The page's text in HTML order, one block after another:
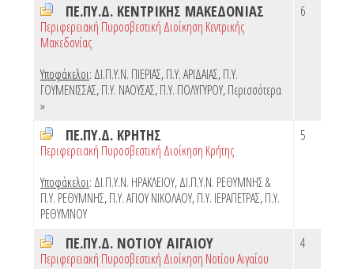
ΠΕ.ΠΥ.Δ. ΚΕΝΤΡΙΚΗΣ ΜΑΚΕΔΟΝΙΑΣ
Περιφερειακή Πυροσβεστική Διοίκηση Κεντρικής
Μακεδονίας
Υποφάκελοι: ΔΙ.Π.Υ.Ν. ΠΙΕΡΙΑΣ,Π.Υ. ΑΡΙΔΑΙΑΣ,Π.Υ.
ΓΟΥΜΕΝΙΣΣΑΣ,Π.Υ. ΝΑΟΥΣΑΣ,Π.Υ. ΠΟΛΥΓΥΡΟΥ,Περισσότερα
»
6
ΠΕ.ΠΥ.Δ. ΚΡΗΤΗΣ
Περιφερειακή Πυροσβεστική Διοίκηση Κρήτης
Υποφάκελοι: ΔΙ.Π.Υ.Ν. ΗΡΑΚΛΕΙΟΥ,ΔΙ.Π.Υ.Ν. ΡΕΘΥΜΝΗΣ &
Π.Υ. ΡΕΘΥΜΝΗΣ,Π.Υ. ΑΓΙΟΥ ΝΙΚΟΛΑΟΥ,Π.Υ. ΙΕΡΑΠΕΤΡΑΣ,Π.Υ.
ΡΕΘΥΜΝΟΥ
5
ΠΕ.ΠΥ.Δ. ΝΟΤΙΟΥ ΑΙΓΑΙΟΥ
Περιφερειακή Πυροσβεστική Διοίκηση Νοτίου Αιγαίου
4